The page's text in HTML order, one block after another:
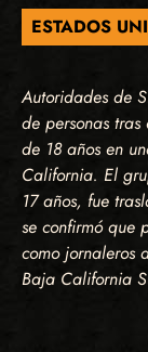
ESTADOS
Autoridades de
de personas
de 18 años en
California. El
17 años, fue
se confirmó que
como jornaleros
Baja California